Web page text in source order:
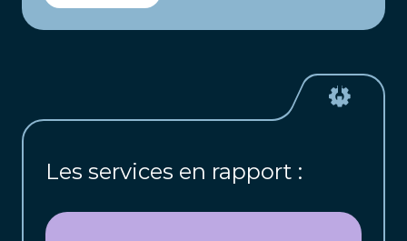
Les services en rapport :